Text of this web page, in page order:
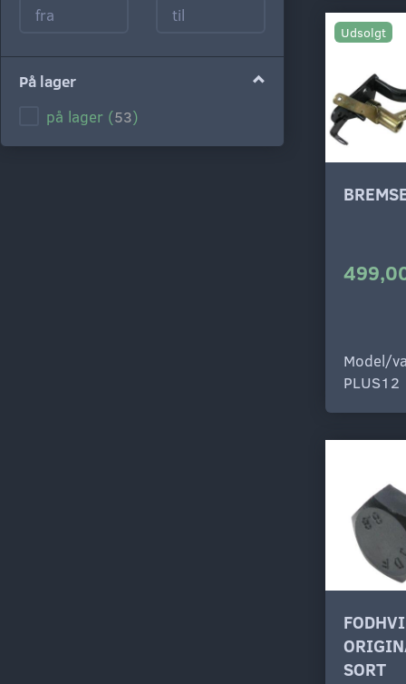
På lager
på lager (53)
Udsolgt
Model/
PLUS12
SORT